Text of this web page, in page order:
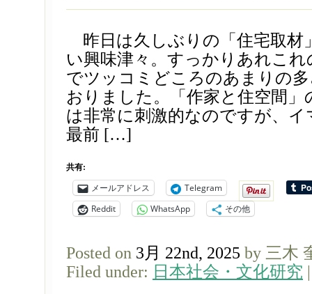
昨日は久しぶりの「住宅取材
い興味津々。すっかりあれこ
でツッコミどころのあまりの
おりました。「作家と住空間」
は非常に刺激的なのですが、
最前 […]
共有:
メールアドレス
Telegram
Reddit
WhatsApp その他
Posted on 3月 22nd, 2025 by 三木
Filed under: 日本社会・文化研究